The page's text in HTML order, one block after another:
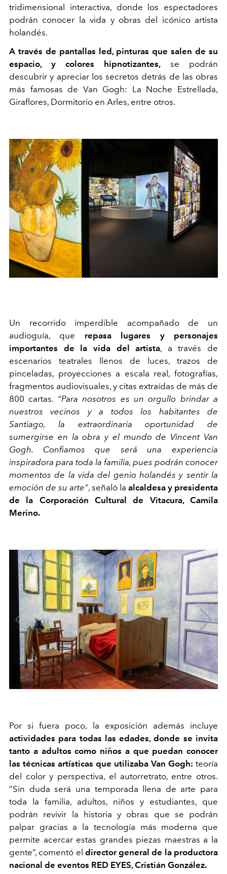
tridimensional interactiva, donde los espectadores
podrán conocer la vida y obras del icónico artista
holandés.
A través de pantallas led, pinturas que salen de su
espacio, y colores hipnotizantes, se podrán
descubrir y apreciar los secretos detrás de las obras
más famosas de Van Gogh: La Noche Estrellada,
Giraflores, Dormitorio en Arles, entre otros.
Un recorrido imperdible acompañado de un
audioguía, que repasa lugares y personajes
importantes de la vida del artista, a través de
escenarios teatrales llenos de luces, trazos de
pinceladas, proyecciones a escala real, fotografías,
fragmentos audiovisuales, y citas extraídas de más de
800 cartas. “Para nosotros es un orgullo brindar a
nuestros vecinos y a todos los habitantes de
Santiago, la extraordinaria oportunidad de
sumergirse en la obra y el mundo de Vincent Van
Gogh. Confiamos que será una experiencia
inspiradora para toda la familia, pues podrán conocer
momentos de la vida del genio holandés y sentir la
emoción de su arte”, señaló la alcaldesa y presidenta
de la Corporación Cultural de Vitacura, Camila
Merino.
Por si fuera poco, la exposición además incluye
actividades para todas las edades, donde se invita
tanto a adultos como niños a que puedan conocer
las técnicas artísticas que utilizaba Van Gogh: teoría
del color y perspectiva, el autorretrato, entre otros.
“Sin duda será una temporada llena de arte para
toda la familia, adultos, niños y estudiantes, que
podrán revivir la historia y obras que se podrán
palpar gracias a la tecnología más moderna que
permite acercar estas grandes piezas maestras a la
gente”, comentó el director general de la productora
nacional de eventos RED EYES, Cristián González.